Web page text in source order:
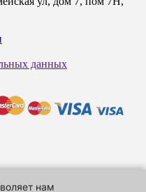
данных
нам